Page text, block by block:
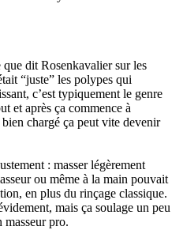
dit Rosenkavalier sur les
“juste” les polypes qui
c’est typiquement le genre
et après ça commence à
chargé ça peut vite devenir
: masser légèrement
ou même à la main pouvait
en plus du rinçage classique.
mais ça soulage un peu
pro.